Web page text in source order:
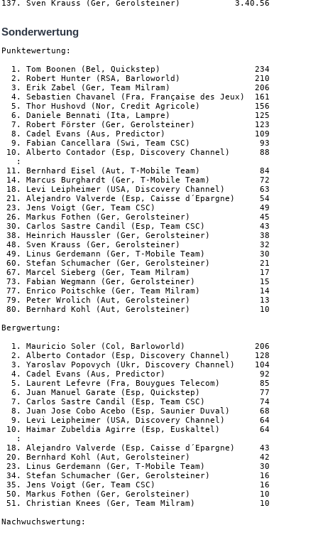
Sonderwertung
Punktewertung:
  1. Tom Boonen (Bel, Quickstep)                   234
  2. Robert Hunter (RSA, Barloworld)               210
  3. Erik Zabel (Ger, Team Milram)                 206
  4. Sebastien Chavanel (Fra, Française des Jeux)  161
  5. Thor Hushovd (Nor, Credit Agricole)           156
  6. Daniele Bennati (Ita, Lampre)                 125
  7. Robert Förster (Ger, Gerolsteiner)            123
  8. Cadel Evans (Aus, Predictor)                  109
  9. Fabian Cancellara (Swi, Team CSC)              93
10. Alberto Contador (Esp, Discovery Channel)      88
   :
11. Bernhard Eisel (Aut, T-Mobile Team)            84
14. Marcus Burghardt (Ger, T-Mobile Team)          72
18. Levi Leipheimer (USA, Discovery Channel)       63
21. Alejandro Valverde (Esp, Caisse d´Epargne)     54
23. Jens Voigt (Ger, Team CSC)                     49
26. Markus Fothen (Ger, Gerolsteiner)              45
30. Carlos Sastre Candil (Esp, Team CSC)           43
38. Heinrich Haussler (Ger, Gerolsteiner)          38
48. Sven Krauss (Ger, Gerolsteiner)                32
49. Linus Gerdemann (Ger, T-Mobile Team)           30
60. Stefan Schumacher (Ger, Gerolsteiner)          21
67. Marcel Sieberg (Ger, Team Milram)              17
73. Fabian Wegmann (Ger, Gerolsteiner)             15
77. Enrico Poitschke (Ger, Team Milram)            14
79. Peter Wrolich (Aut, Gerolsteiner)              13
80. Bernhard Kohl (Aut, Gerolsteiner)              10
Bergwertung:
  1. Mauricio Soler (Col, Barloworld)              206
  2. Alberto Contador (Esp, Discovery Channel)     128
  3. Yaroslav Popovych (Ukr, Discovery Channel)    104
  4. Cadel Evans (Aus, Predictor)                   92
  5. Laurent Lefevre (Fra, Bouygues Telecom)        85
  6. Juan Manuel Garate (Esp, Quickstep)            77
  7. Carlos Sastre Candil (Esp, Team CSC)           74
  8. Juan Jose Cobo Acebo (Esp, Saunier Duval)      68
  9. Levi Leipheimer (USA, Discovery Channel)       64
10. Haimar Zubeldia Agirre (Esp, Euskaltel)        64
   :
18. Alejandro Valverde (Esp, Caisse d´Epargne)     43
20. Bernhard Kohl (Aut, Gerolsteiner)              42
23. Linus Gerdemann (Ger, T-Mobile Team)           30
34. Stefan Schumacher (Ger, Gerolsteiner)          16
35. Jens Voigt (Ger, Team CSC)                     16
50. Markus Fothen (Ger, Gerolsteiner)              10
51. Christian Knees (Ger, Team Milram)             10
Nachwuchswertung: